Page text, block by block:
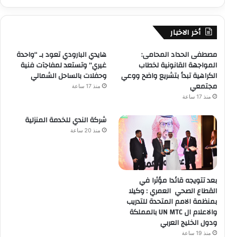
أخر الاخبار
مصطفى الحداد المحامى:
المواجهة القانونية لخطاب
الكراهية تبدأ بتشريع واضح ووعي
مجتمعي
منذ 17 ساعة
هايدي البارودي تعود بـ “واحدة
غيري” وتستعد لمفاجآت فنية
وحفلات بالساحل الشمالي
منذ 17 ساعة
بعد تتويجه قائدا مؤثرا في
القطاع الصحي العمري : وكيلا
بمنظمة الامم المتحدة للتدريب
والاعلام ال UN MTC بالمملكة
ودول الخليج العربي
منذ 19 ساعة
شركة الندي للخدمة المنزلية
منذ 20 ساعة